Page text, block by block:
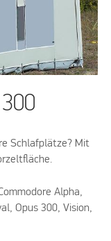
Schlafplätze? Mit
Alpha,
Opus 300, Vision,